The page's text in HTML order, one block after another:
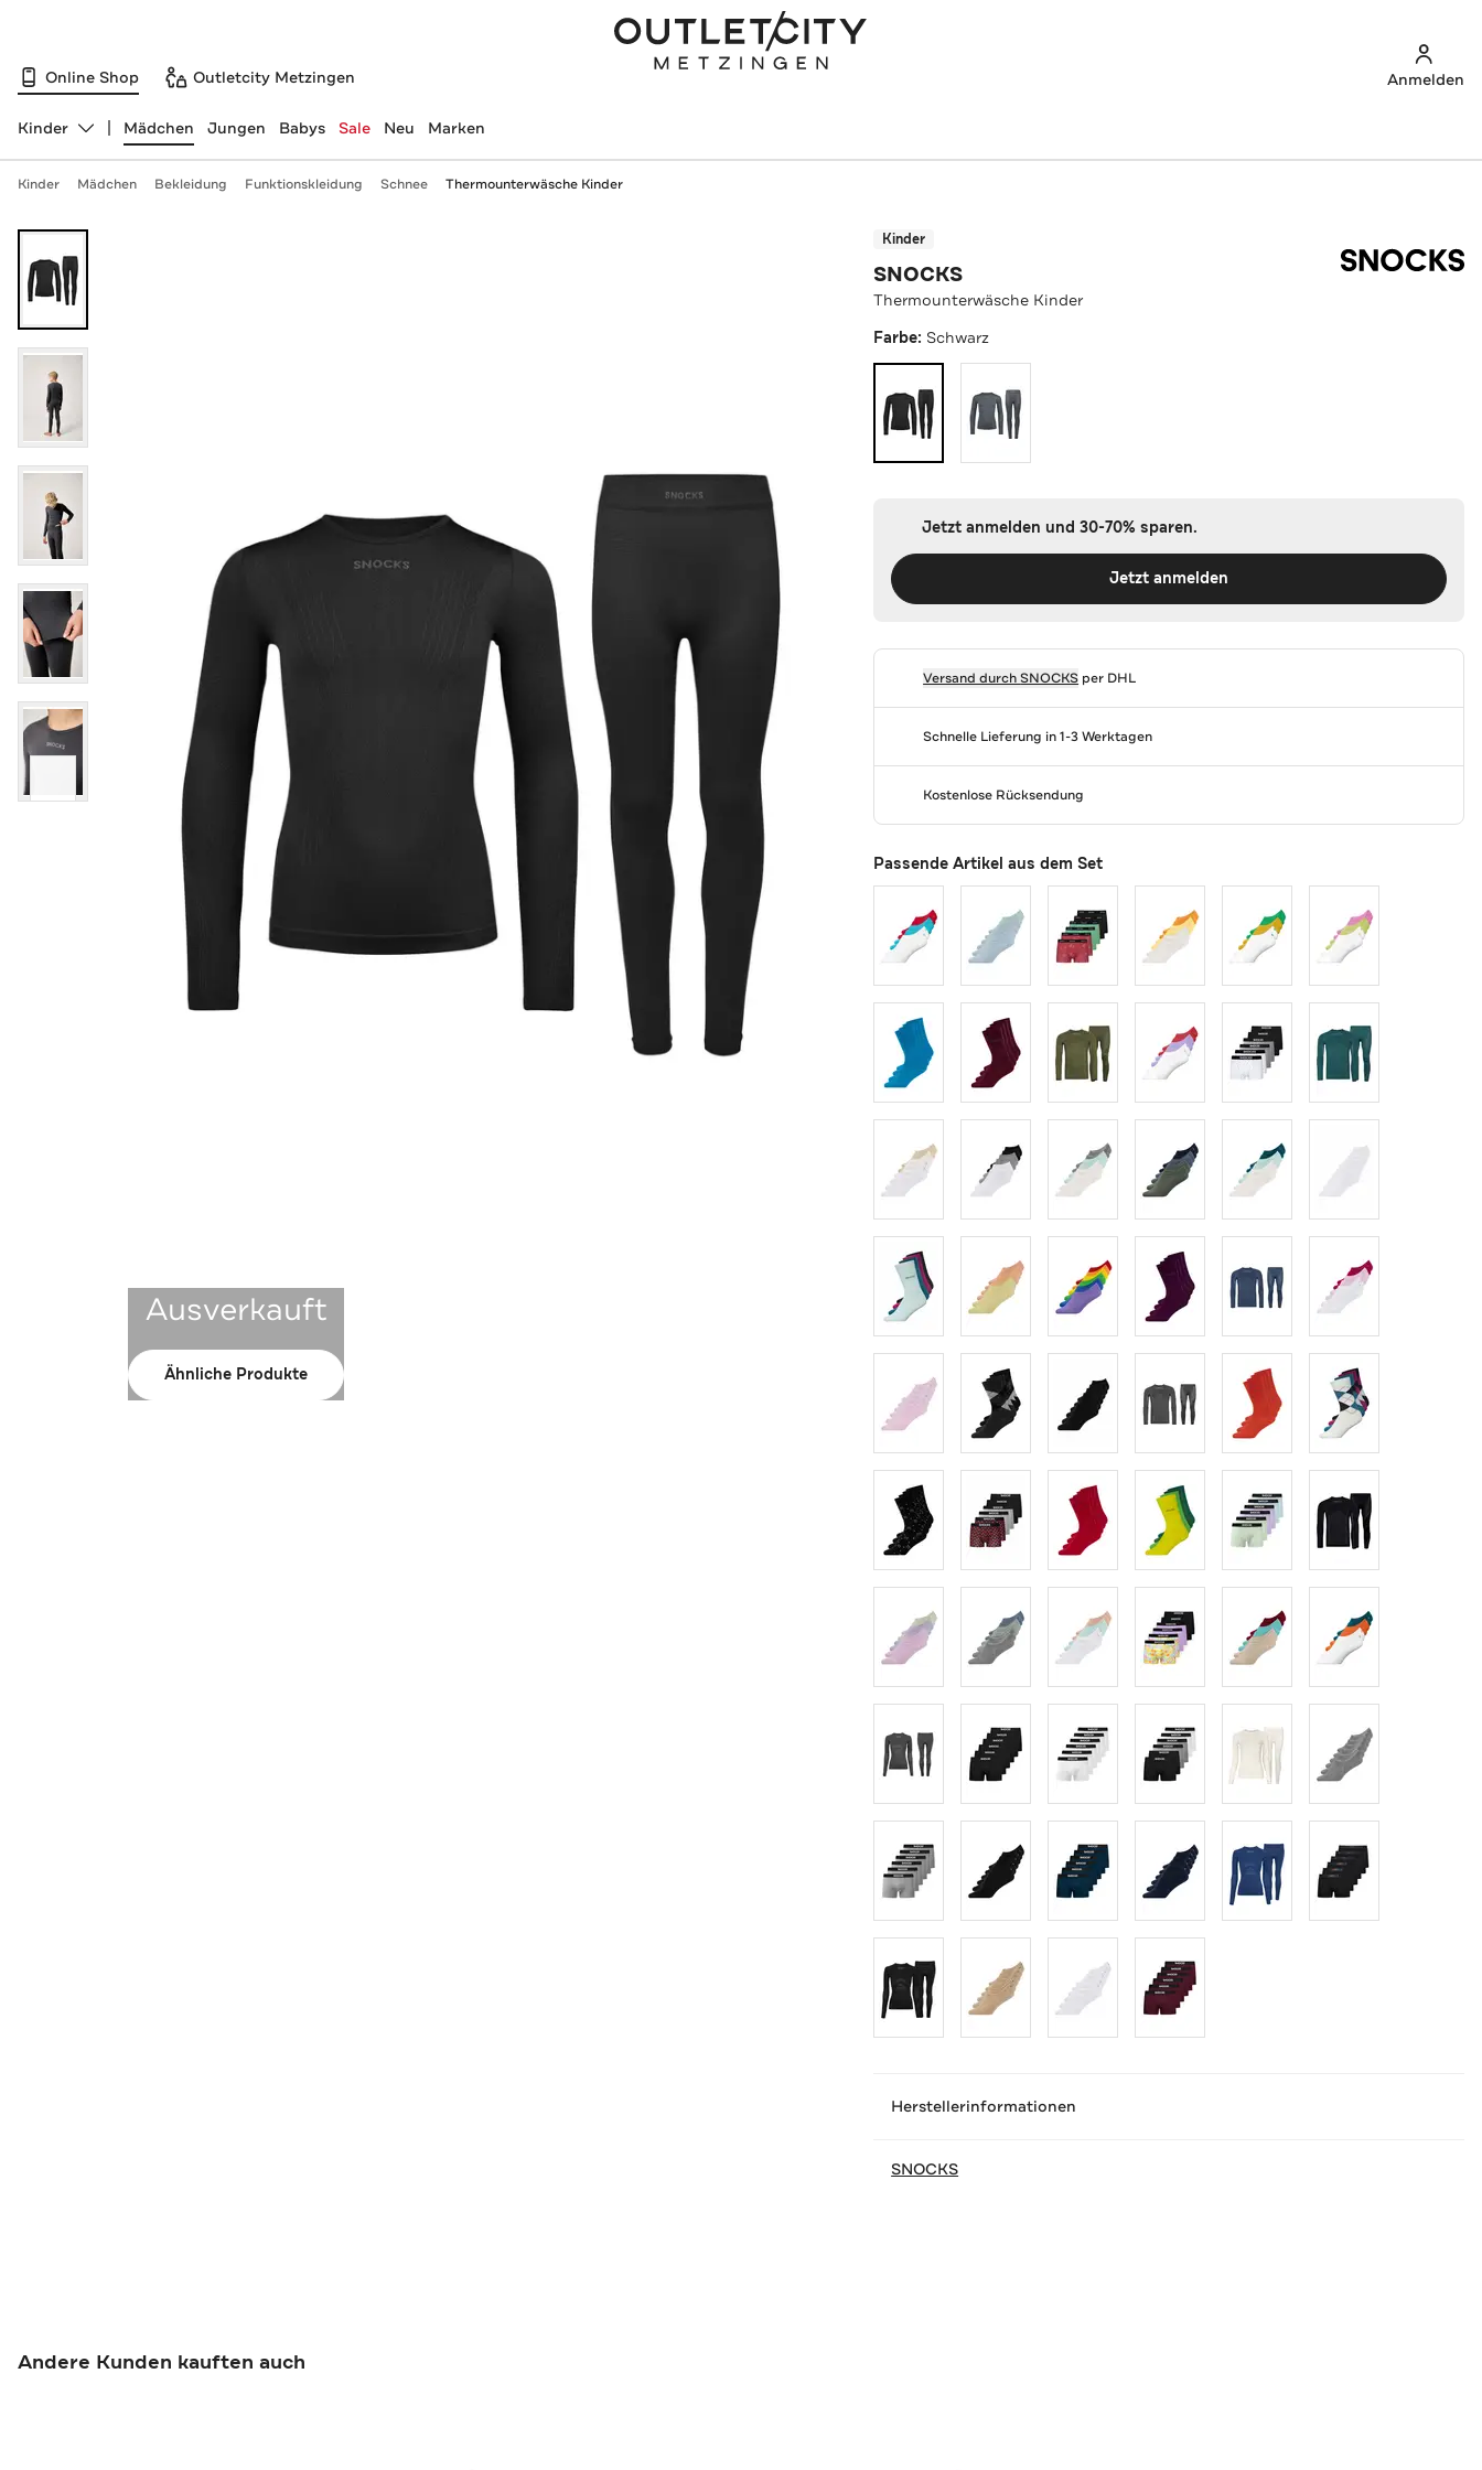
Online Shop Outletcity Metzingen Anmelden
Abteilung ändern, ausgewählt:
Kinder Mädchen Jungen Babys Sale Neu Marken
Kinder Mädchen Bekleidung Funktionskleidung Schnee Thermounterwäsche Kinder
Ausverkauft
Ähnliche Produkte
Kinder
SNOCKS
Thermounterwäsche Kinder
Farbe: Schwarz
Jetzt anmelden und 30-70% sparen.
Jetzt anmelden
Versand durchSNOCKS per DHL
Schnelle Lieferung in 1-3 Werktagen
Kostenlose Rücksendung
Passende Artikel aus dem Set
Herstellerinformationen
SNOCKS
Andere Kunden kauften auch